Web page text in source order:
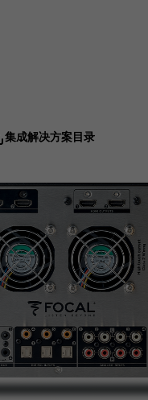
集成解决方案目录